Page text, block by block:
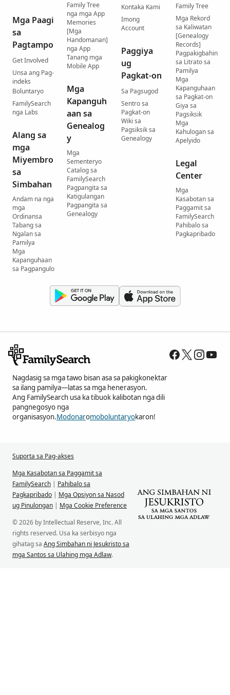
Mga Paagi
sa
Pagtampo
Get Involved
Unsa ang Pag-
indeks
Boluntaryo
FamilySearch
nga Labs
Alang sa
mga
Miyembro
sa
Simbahan
Andam na nga
mga
Ordinansa
Tabang sa
Ngalan sa
Pamilya
Mga
Kapanguhaan
sa Pagpangulo
Family Tree
nga mga App
Memories
[Mga
Handomanan]
nga App
Tanang mga
Mobile App
Mga
Kapanguh
aan sa
Genealog
y
Mga
Sementeryo
Catalog sa
FamilySearch
Pagpangita sa
Katigulangan
Pagpangita sa
Genealogy
Kontaka Kami
Imong
Account
Paggiya
ug
Pagkat-on
Sa Pagsugod
Sentro sa
Pagkat-on
Wiki sa
Pagsiksik sa
Genealogy
Family Tree
Mga Rekord
sa Kaliwatan
[Genealogy
Records]
Pagpakigbahin
sa Litrato sa
Pamilya
Mga
Kapanguhaan
sa Pagkat-on
Giya sa
Pagsiksik
Mga
Kahulogan sa
Apelyido
Legal
Center
Mga
Kasabotan sa
Paggamit sa
FamilySearch
Pahibalo sa
Pagkapribado
Nagdasig sa mga tawo bisan asa sa pakigkonektar
sa ilang pamilya—latas sa mga henerasyon.
Ang FamilySearch usa ka tibuok kalibotan nga dili
pangnegosyo nga
organisasyon.Modonaromoboluntaryokaron!
Suporta sa Pag-akses
Mga Kasabotan sa Paggamit sa
FamilySearch | Pahibalo sa
Pagkapribado | Mga Opsiyon sa Nasod
ug Pinulongan | Mga Cookie Preference
© 2026 by Intellectual Reserve, Inc. All
rights reserved. Usa ka serbisyo nga
gihatag sa Ang Simbahan ni Jesukristo sa
mga Santos sa Ulahing mga Adlaw.